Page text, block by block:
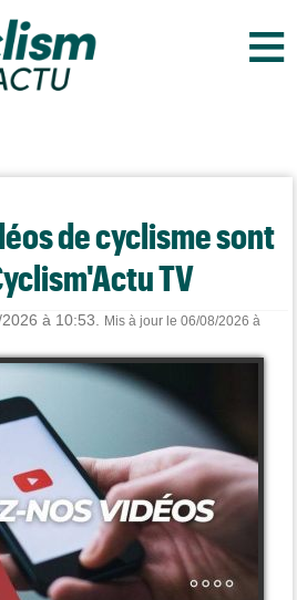
≡
de cyclisme sont
TV
à 10:53.
Mis à jour le 06/08/2026 à